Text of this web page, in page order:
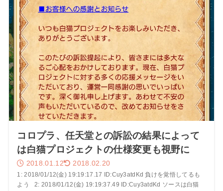
コロプラ、任天堂との訴訟の結果によって
は白猫プロジェクトの仕様変更も視野に
2018.01.12 2018.02.20
1: 2018/01/12(金) 19:19:17.17 ID:Cuy3atdKd 負けを覚悟してるも
よう 2: 2018/01/12(金) 19:19:37.49 ID:Cuy3atdKd ソースは白猫